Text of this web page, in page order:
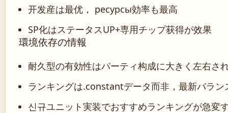
开发産は最优， ресурсы効率も最高
SP化はステータスUP+専用チップ获得が效果
環境依存の情報
耐久型の有効性はパーティ构成に大きく左右さ
ランキングは.constantデータ而非，最新バラ
신규ユニット実装でおすすめランキングが急変